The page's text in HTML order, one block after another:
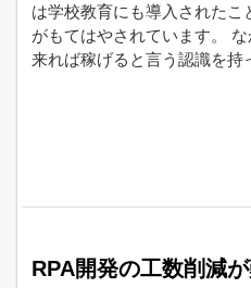
は学校教育にも導入された
がもてはやされています。
来れば稼げると言う認識を
RPA開発の工数削減